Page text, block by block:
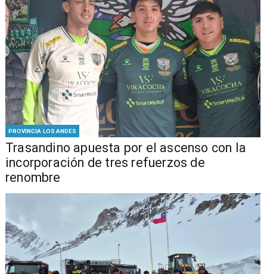
PROVINCIA LOS ANDES
Trasandino apuesta por el ascenso con la
incorporación de tres refuerzos de
renombre